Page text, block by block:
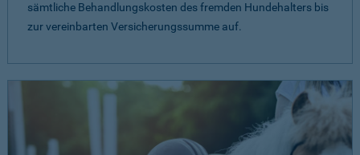
sämtliche Behandlungskosten des fremden Hundehalters bis
zur vereinbarten Versicherungssumme auf.